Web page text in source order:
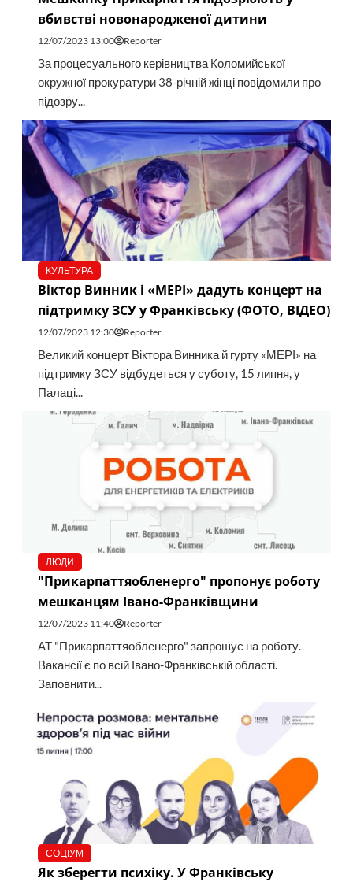
вбивстві новонародженої дитини
12/07/2023 13:00 Reporter
За процесуального керівництва Коломийської
окружної прокуратури 38-річній жінці повідомили про
підозру...
КУЛЬТУРА
Віктор Винник і «МЕРІ» дадуть концерт на
підтримку ЗСУ у Франківську (ФОТО, ВІДЕО)
12/07/2023 12:30 Reporter
Великий концерт Віктора Винника й гурту «МЕРІ» на
підтримку ЗСУ відбудеться у суботу, 15 липня, у
Палаці...
ЛЮДИ
"Прикарпаттяобленерго" пропонує роботу
мешканцям Івано-Франківщини
12/07/2023 11:40 Reporter
АТ "Прикарпаттяобленерго" запрошує на роботу.
Вакансії є по всій Івано-Франківській області.
Заповнити...
СОЦІУМ
Як зберегти психіку. У Франківську